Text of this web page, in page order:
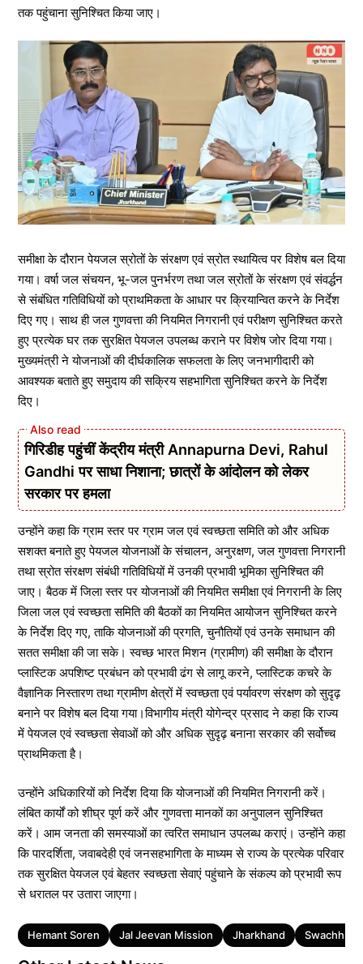
तक पहुंचाना सुनिश्चित किया जाए।
समीक्षा के दौरान पेयजल स्रोतों के संरक्षण एवं स्रोत स्थायित्व पर विशेष बल दिया
गया। वर्षा जल संचयन, भू-जल पुनर्भरण तथा जल स्रोतों के संरक्षण एवं संवर्द्धन
से संबंधित गतिविधियों को प्राथमिकता के आधार पर क्रियान्वित करने के निर्देश
दिए गए। साथ ही जल गुणवत्ता की नियमित निगरानी एवं परीक्षण सुनिश्चित करते
हुए प्रत्येक घर तक सुरक्षित पेयजल उपलब्ध कराने पर विशेष जोर दिया गया।
मुख्यमंत्री ने योजनाओं की दीर्घकालिक सफलता के लिए जनभागीदारी को
आवश्यक बताते हुए समुदाय की सक्रिय सहभागिता सुनिश्चित करने के निर्देश
दिए।
गिरिडीह पहुंचीं केंद्रीय मंत्री Annapurna Devi, Rahul
Gandhi पर साधा निशाना; छात्रों के आंदोलन को लेकर
सरकार पर हमला
उन्होंने कहा कि ग्राम स्तर पर ग्राम जल एवं स्वच्छता समिति को और अधिक
सशक्त बनाते हुए पेयजल योजनाओं के संचालन, अनुरक्षण, जल गुणवत्ता निगरानी
तथा स्रोत संरक्षण संबंधी गतिविधियों में उनकी प्रभावी भूमिका सुनिश्चित की
जाए। बैठक में जिला स्तर पर योजनाओं की नियमित समीक्षा एवं निगरानी के लिए
जिला जल एवं स्वच्छता समिति की बैठकों का नियमित आयोजन सुनिश्चित करने
के निर्देश दिए गए, ताकि योजनाओं की प्रगति, चुनौतियों एवं उनके समाधान की
सतत समीक्षा की जा सके। स्वच्छ भारत मिशन (ग्रामीण) की समीक्षा के दौरान
प्लास्टिक अपशिष्ट प्रबंधन को प्रभावी ढंग से लागू करने, प्लास्टिक कचरे के
वैज्ञानिक निस्तारण तथा ग्रामीण क्षेत्रों में स्वच्छता एवं पर्यावरण संरक्षण को सुदृढ़
बनाने पर विशेष बल दिया गया।विभागीय मंत्री योगेन्द्र प्रसाद ने कहा कि राज्य
में पेयजल एवं स्वच्छता सेवाओं को और अधिक सुदृढ़ बनाना सरकार की सर्वोच्च
प्राथमिकता है।
उन्होंने अधिकारियों को निर्देश दिया कि योजनाओं की नियमित निगरानी करें।
लंबित कार्यों को शीघ्र पूर्ण करें और गुणवत्ता मानकों का अनुपालन सुनिश्चित
करें। आम जनता की समस्याओं का त्वरित समाधान उपलब्ध कराएं। उन्होंने कहा
कि पारदर्शिता, जवाबदेही एवं जनसहभागिता के माध्यम से राज्य के प्रत्येक परिवार
तक सुरक्षित पेयजल एवं बेहतर स्वच्छता सेवाएं पहुंचाने के संकल्प को प्रभावी रूप
से धरातल पर उतारा जाएगा।
Tags
Hemant Soren Jal Jeevan Mission Jharkhand Swachh